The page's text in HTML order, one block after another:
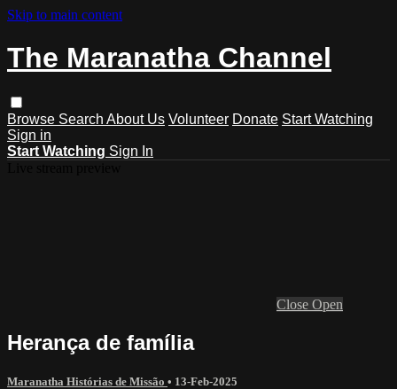
Skip to main content
The Maranatha Channel
Browse Search About Us Volunteer Donate Start Watching
Sign in
Start Watching Sign In
Close Open
Herança de família
Maranatha Histórias de Missão • 13-Feb-2025